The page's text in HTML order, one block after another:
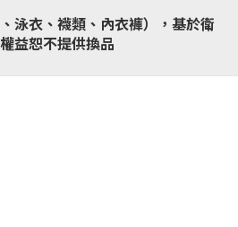
泳衣、襪類、內衣褲），基於衛
益恕不提供換品